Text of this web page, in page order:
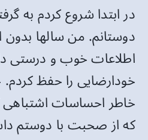
در ابتدا شروع کردم به
دوستانم. من سالها بدون
اطلاعات خوب و درستی
خودارضایی را حفظ کردم.
خاطر احساسات
که از صحبت با دوستم